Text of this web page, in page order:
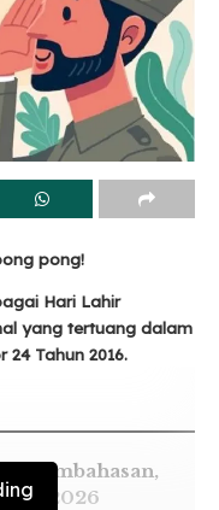
pong!
Hari Lahir
yang tertuang dalam
Tahun 2016.
Pembahasan,
2026